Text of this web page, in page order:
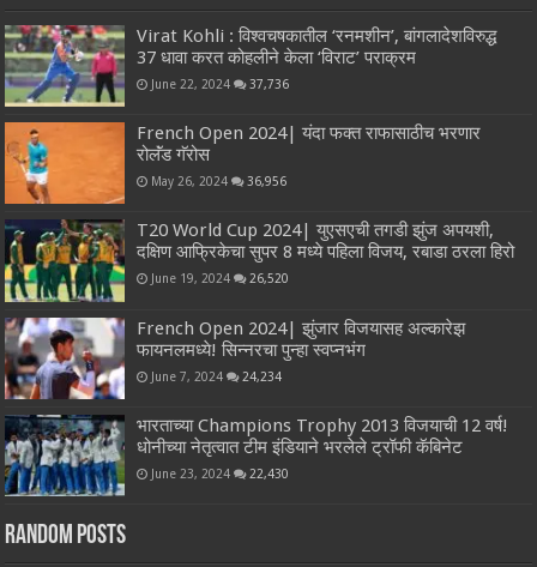
Virat Kohli : विश्वचषकातील ‘रनमशीन’, बांगलादेशविरुद्ध
37 धावा करत कोहलीने केला ‘विराट’ पराक्रम
June 22, 2024 37,736
French Open 2024| यंदा फक्त राफासाठीच भरणार
रोलॅंड गॅरोस
May 26, 2024 36,956
T20 World Cup 2024| युएसएची तगडी झुंज अपयशी,
दक्षिण आफ्रिकेचा सुपर 8 मध्ये पहिला विजय, रबाडा ठरला हिरो
June 19, 2024 26,520
French Open 2024| झुंजार विजयासह अल्कारेझ
फायनलमध्ये! सिन्नरचा पुन्हा स्वप्नभंग
June 7, 2024 24,234
भारताच्या Champions Trophy 2013 विजयाची 12 वर्ष!
धोनीच्या नेतृत्वात टीम इंडियाने भरलेले ट्रॉफी कॅबिनेट
June 23, 2024 22,430
Random Posts